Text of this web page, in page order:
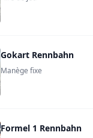
Gokart Rennbahn
Manège fixe
Formel 1 Rennbahn